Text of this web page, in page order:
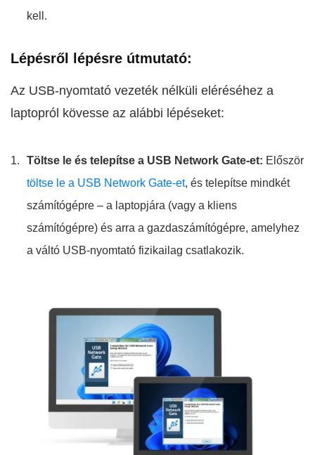
kell.
Lépésről lépésre útmutató:
Az USB-nyomtató vezeték nélküli eléréséhez a
laptopról kövesse az alábbi lépéseket:
Töltse le és telepítse a USB Network Gate-et: Először
töltse le a USB Network Gate-et, és telepítse mindkét
számítógépre – a laptopjára (vagy a kliens
számítógépre) és arra a gazdaszámítógépre, amelyhez
a váltó USB-nyomtató fizikailag csatlakozik.